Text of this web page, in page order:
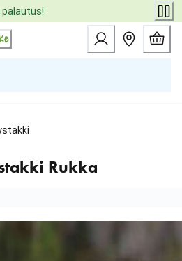
Rukka
Rukka